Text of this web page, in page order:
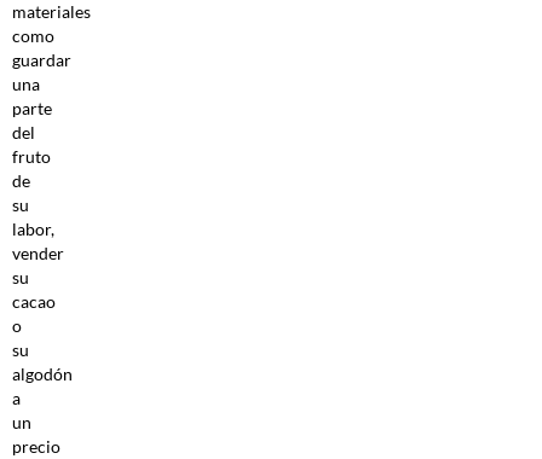
materiales
como
guardar
una
parte
del
fruto
de
su
labor,
vender
su
cacao
o
su
algodón
a
un
precio